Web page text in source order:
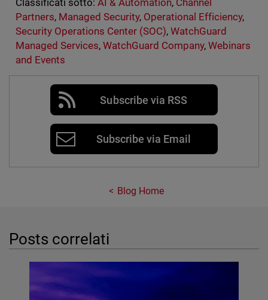
Classificati sotto: AI & Automation, Channel
Partners, Managed Security, Operational Efficiency,
Security Operations Center (SOC),WatchGuard
Managed Services, WatchGuard Company,Webinars
and Events
Subscribe via RSS
Subscribe via Email
Blog Home
Posts correlati